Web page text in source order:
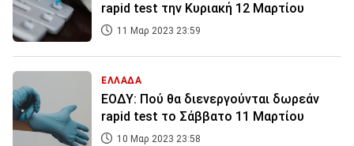
rapid test την Κυριακή 12 Μαρτίου
11 Μαρ 2023 23:59
ΕΛΛΑΔΑ
ΕΟΔΥ: Πού θα διενεργούνται δωρεάν
rapid test το Σάββατο 11 Μαρτίου
10 Μαρ 2023 23:58